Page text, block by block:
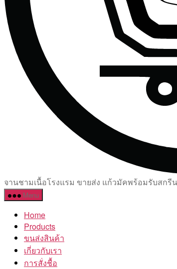
จานชามเนื้อโรงแรม ขายส่ง แก้วมัคพร้อมรับสกรี
Menu
Home
Products
ขนส่งสินค้า
เกี่ยวกับเรา
การสั่งชื้อ